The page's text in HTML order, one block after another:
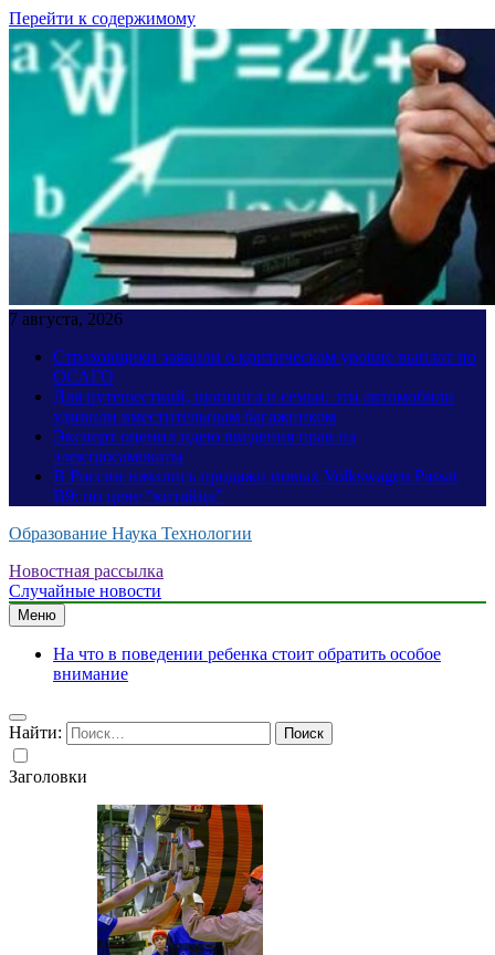
Перейти к содержимому
7 августа, 2026
Страховщики заявили о критическом уровне выплат по
ОСАГО
Для путешествий, шопинга и семьи: эти автомобили
удивили вместительным багажником
Эксперт оценил идею введения прав на
электросамокаты
В России начались продажи новых Volkswagen Passat
B9: по цене “китайца”
Образование Наука Технологии
Новостная рассылка
Случайные новости
Меню
На что в поведении ребенка стоит обратить особое
внимание
Найти:
Заголовки